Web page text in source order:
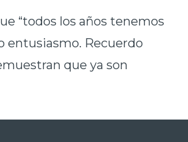
“todos los años tenemos
entusiasmo. Recuerdo
que ya son